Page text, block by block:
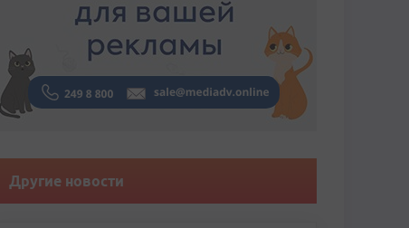
Другие новости